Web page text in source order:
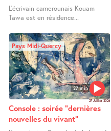
L’écrivain camerounais Kouam
Tawa est en résidence...
27 min
Pays Midi-Quercy
27 Juillet 2026
Console : soirée "dernières
nouvelles du vivant"